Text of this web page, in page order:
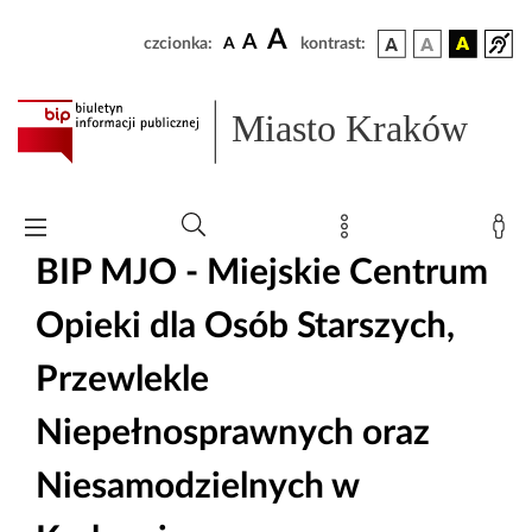
czcionka: A A A kontrast:
Miasto Kraków
BIP MJO - Miejskie Centrum
Opieki dla Osób Starszych,
Przewlekle
Niepełnosprawnych oraz
Niesamodzielnych w